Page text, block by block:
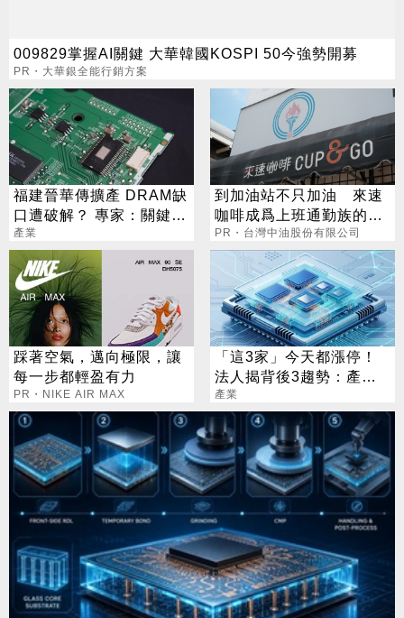
009829掌握AI關鍵 大華韓國KOSPI 50今強勢開募
PR・大華銀全能行銷方案
福建晉華傳擴產 DRAM缺
口遭破解？ 專家：關鍵在
時間
產業
到加油站不只加油 來速
咖啡成爲上班通勤族的新
選擇
PR・台灣中油股份有限公司
踩著空氣，邁向極限，讓
每一步都輕盈有力
PR・NIKE AIR MAX
「這3家」今天都漲停！
法人揭背後3趨勢：產能⭢
營收成觀察重點
產業